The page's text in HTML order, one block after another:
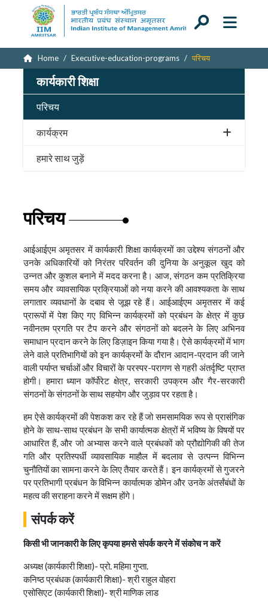
Home Executive-education-programs परिचय
कार्यकारी शिक्षा
परिचय
कार्यक्रम
हमारे साथ जुड़ें
परिचय
आईआईएम अमृतसर में कार्यकारी शिक्षा कार्यक्रमों का उद्देश्य संगठनों और
उनके अधिकारियों को निरंतर परिवर्तन की दुनिया के अनुकूल खुद को
उन्नत और कुशल बनाने में मदद करना है। आज, संगठन कम प्रतिक्रिया
समय और व्यावसायिक प्रक्रियाओं को नया करने की आवश्यकता के साथ
लगातार व्यवधानों के दबाव से जूझ रहे हैं। आईआईएम अमृतसर में कई
प्रारूपों में पेश किए गए विभिन्न कार्यक्रमों को प्रबंधन के क्षेत्र में कुछ
नवीनतम प्रगति पर टैप करने और संगठनों को बदलने के लिए अभिनव
समाधान प्रदान करने के लिए डिज़ाइन किया गया है। ऐसे कार्यक्रमों में भाग
लेने वाले प्रतिभागियों को इन कार्यक्रमों के दौरान आदान-प्रदान की जाने
वाली पर्याप्त चर्चाओं और विचारों के परस्पर-परागण से गहरी अंतर्दृष्टि प्राप्त
होगी। हमारा ध्यान कॉर्पोरेट क्षेत्र, सरकारी उपक्रम और गैर-सरकारी
संगठनों के संगठनों के साथ सहयोग और जुड़ाव पर रहता है।
हम ऐसे कार्यक्रमों की पेशकश कर रहे हैं जो समसामयिक रूप से प्रासंगिक
होने के साथ-साथ प्रबंधन के सभी कार्यात्मक क्षेत्रों में भविष्य के विषयों पर
आधारित हैं, और जो अभ्यास करने वाले प्रबंधकों को प्रौद्योगिकी की तेज
गति और प्रतिस्पर्धी व्यावसायिक माहौल में बदलाव से उत्पन्न विभिन्न
चुनौतियों का सामना करने के लिए तैयार करते हैं। इन कार्यक्रमों से गुजरने
पर प्रतिभागी प्रबंधन के विभिन्न कार्यात्मक डोमेन और उनके अंतर्संबंधों के
महत्व की सराहना करने में सक्षम होंगे।
संपर्क करें
किसी भी जानकारी के लिए कृपया हमसे संपर्क करने में संकोच न करें
अध्यक्ष (कार्यकारी शिक्षा)- प्रो. महिमा गुप्ता.
कनिष्ठ प्रबंधक (कार्यकारी शिक्षा)- श्री राहुल वोहरा
एसोसिएट (कार्यकारी शिक्षा)- श्री माणिक लाड